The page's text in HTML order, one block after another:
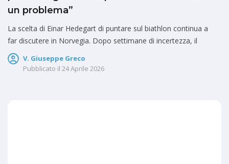
un problema”
La scelta di Einar Hedegart di puntare sul biathlon continua a
far discutere in Norvegia. Dopo settimane di incertezza, il
V. Giuseppe Greco
Pubblicato il 24 Aprile 2026